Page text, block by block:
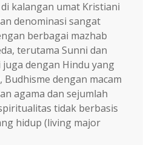
kalangan umat Kristiani
denominasi sangat
berbagai mazhab
terutama Sunni dan
juga dengan Hindu yang
dengan macam
agama dan sejumlah
tidak berbasis
hidup (living major